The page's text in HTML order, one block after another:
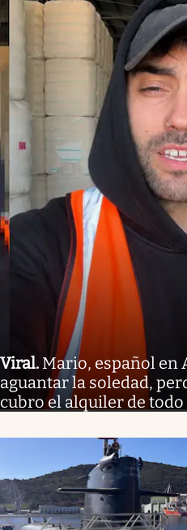
Viral. Mario, español en
aguantar la soledad,
cubro el alquiler de todo